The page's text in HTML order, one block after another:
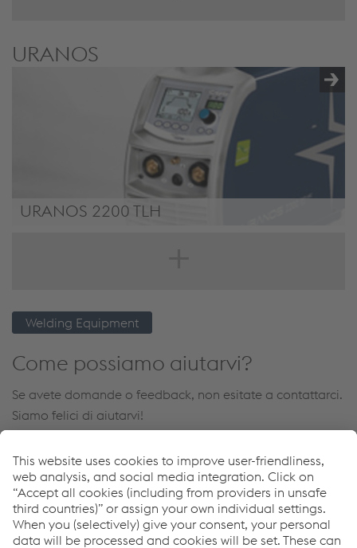
URANOS
URANOS 2200 TLH
Welding Equipment
Come possiamo aiutarvi?
Se avete domande o feedback, non esitate a contattarci.
Siamo felici di aiutarvi!
Pierre Gérard
Vice President Global Industry Key Account Management
Inviare e-mail